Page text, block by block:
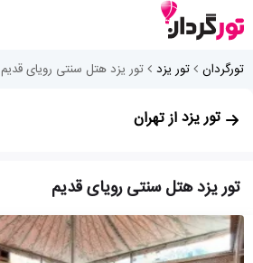
تورگردان تور یزد تور یزد هتل سنتی رویای قدیم
تور یزداز تهران
تور یزد هتل سنتی رویای قدیم